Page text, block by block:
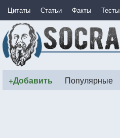
Цитаты Статьи Факты Тесты
+Добавить Популярные